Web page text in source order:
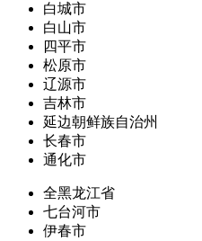
白城市
白山市
四平市
松原市
辽源市
吉林市
延边朝鲜族自治州
长春市
通化市
全黑龙江省
七台河市
伊春市